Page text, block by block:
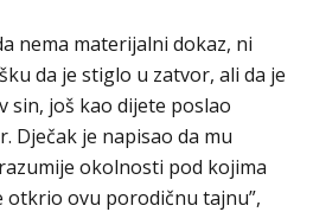
nema materijalni dokaz, ni
da je stiglo u zatvor, ali da je
sin, još kao dijete poslao
Dječak je napisao da mu
okolnosti pod kojima
otkrio ovu porodičnu tajnu”,